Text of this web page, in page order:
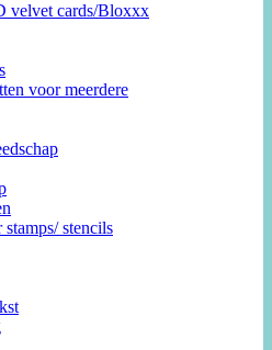
velvet cards/Bloxxx
voor meerdere
stencils